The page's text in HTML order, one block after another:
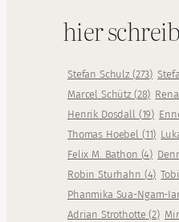
hier
Stefan Schulz (273)
Marcel Schütz (28)
Henrik Dosdall (19)
Thomas Hoebel (11)
Felix M. Bathon (4)
Robin Sturhahn (4)
Phanmika Sua-Ngam-
Adrian Strothotte(2)